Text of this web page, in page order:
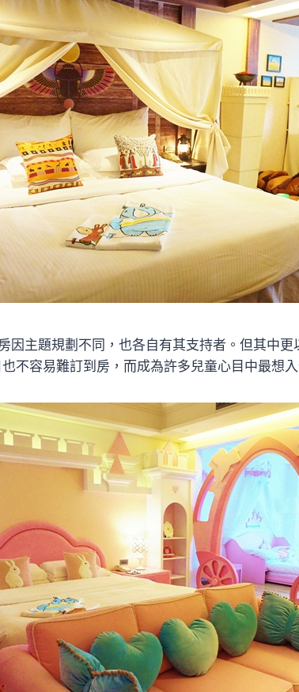
因主題規劃不同，也各自有其支持者。但其中
不容易難訂到房，而成為許多兒童心目中最想